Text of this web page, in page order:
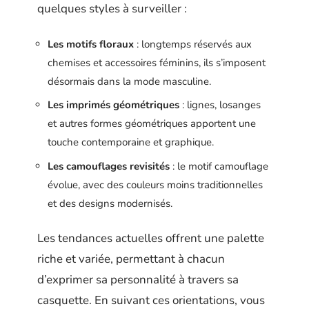
quelques styles à surveiller :
Les motifs floraux : longtemps réservés aux
chemises et accessoires féminins, ils s’imposent
désormais dans la mode masculine.
Les imprimés géométriques : lignes, losanges
et autres formes géométriques apportent une
touche contemporaine et graphique.
Les camouflages revisités : le motif camouflage
évolue, avec des couleurs moins traditionnelles
et des designs modernisés.
Les tendances actuelles offrent une palette
riche et variée, permettant à chacun
d’exprimer sa personnalité à travers sa
casquette. En suivant ces orientations, vous